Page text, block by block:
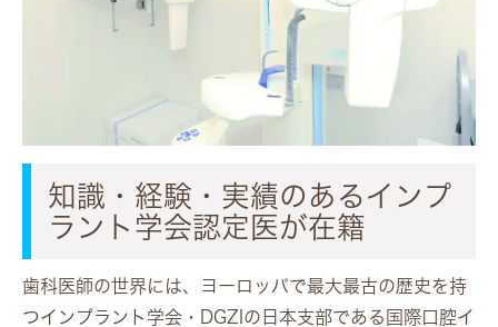
知識・経験・実績のあるインプ
ラント学会認定医が在籍
歯科医師の世界には、ヨーロッパで最大最古の歴史を持
つインプラント学会・DGZIの日本支部である国際口腔イ